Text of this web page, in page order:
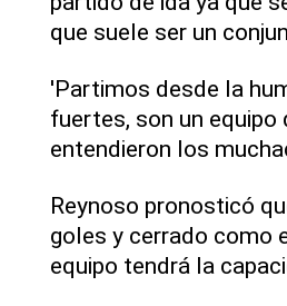
que suele ser un
'Partimos desde la
fuertes, son un equipo
entendieron los
Reynoso pronosticó
goles y cerrado como
equipo tendrá la